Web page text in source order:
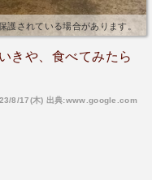
護されている場合があります。
きや、食べてみたら
8/17(木) 出典:www.google.com